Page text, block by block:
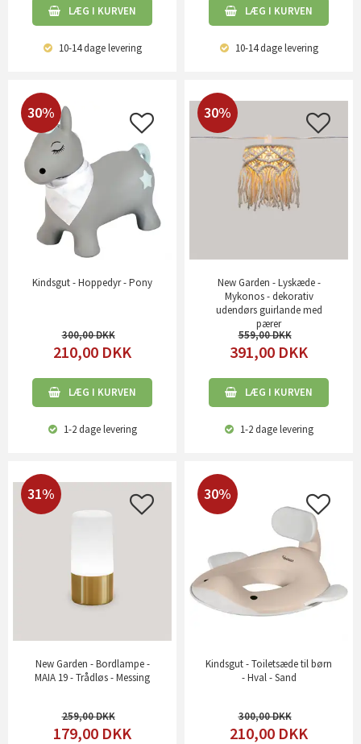
LÆG I KURVEN
10-14 dagelevering
LÆG I KURVEN
10-14 dagelevering
30%
Kindsgut - Hoppedyr - Pony
300,00
210,00 DKK
LÆG I KURVEN
1-2 dagelevering
30%
New Garden - Lyskæde -
Mykonos - dekorativ
udendørs guirlande med
pærer
559,00
391,00 DKK
LÆG I KURVEN
1-2 dagelevering
31%
New Garden - Bordlampe -
MAIA 19 - Trådløs - Messing
259,00
179,00 DKK
30%
Kindsgut - Toiletsæde til børn
- Hval - Sand
300,00
210,00 DKK